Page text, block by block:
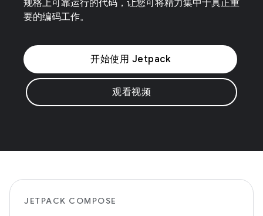
规格上可靠运行的代码，让您可将精力集中于真正重
要的编码工作。
开始使用 Jetpack
观看视频
JETPACK COMPOSE